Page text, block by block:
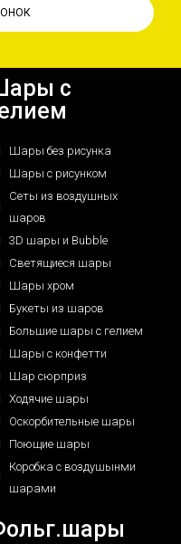
с
Шары без рисунка
Шары с рисунком
Сеты из воздушных
шаров
3D шары и Bubble
Светящиеся шары
Шары хром
Букеты из шаров
Большие шары с гелием
Шары с конфетти
Шар сюрприз
Ходячие шары
Оскорбительные шары
Поющие шары
Коробка с воздушынми
шарами